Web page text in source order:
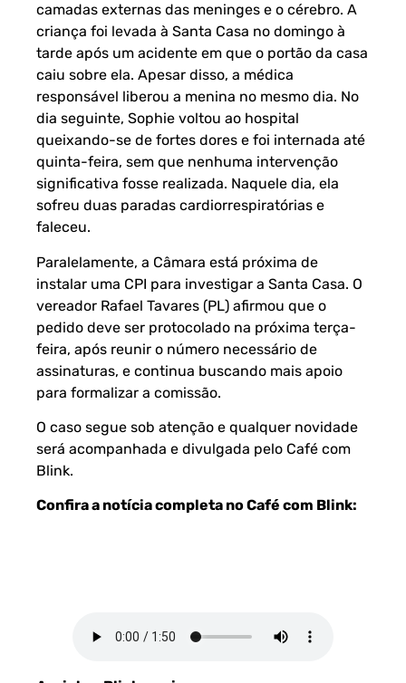
camadas externas das meninges e o cérebro. A
criança foi levada à Santa Casa no domingo à
tarde após um acidente em que o portão da casa
caiu sobre ela. Apesar disso, a médica
responsável liberou a menina no mesmo dia. No
dia seguinte, Sophie voltou ao hospital
queixando-se de fortes dores e foi internada até
quinta-feira, sem que nenhuma intervenção
significativa fosse realizada. Naquele dia, ela
sofreu duas paradas cardiorrespiratórias e
faleceu.
Paralelamente, a Câmara está próxima de
instalar uma CPI para investigar a Santa Casa. O
vereador Rafael Tavares (PL) afirmou que o
pedido deve ser protocolado na próxima terça-
feira, após reunir o número necessário de
assinaturas, e continua buscando mais apoio
para formalizar a comissão.
O caso segue sob atenção e qualquer novidade
será acompanhada e divulgada pelo Café com
Blink.
Confira a notícia completa no Café com Blink: